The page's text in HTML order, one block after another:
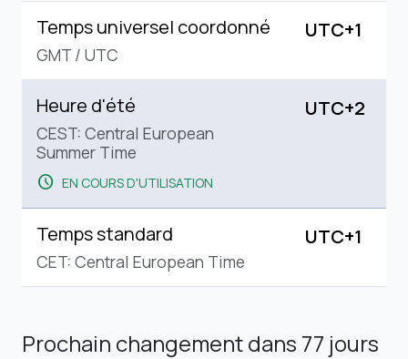
Temps universel coordonné
GMT / UTC
UTC+1
Heure d'été
CEST: Central European
Summer Time
schedule EN COURS D'UTILISATION
UTC+2
Temps standard
CET: Central European Time
UTC+1
Prochain changementdans 77 jours